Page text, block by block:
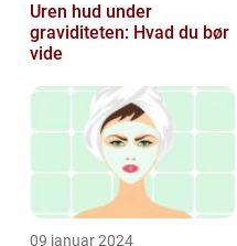
Uren hud under
graviditeten: Hvad du bør
vide
09 januar 2024